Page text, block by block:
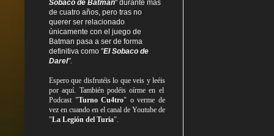
Sobaco de Batman" durante más
de cuatro años, pero tras no
querer ser relacionado
únicamente con el juego de
Batman pasa a ser de forma
definitiva como "El Sobaco de
Darel".
Espero que disfrutéis lo queveis yleéis
por aquí. También podéis oírme en el
Podcast "Turno Cu4tro" o verme de
vez en cuando en el canal de Youtube de
"La Legión del Turia".